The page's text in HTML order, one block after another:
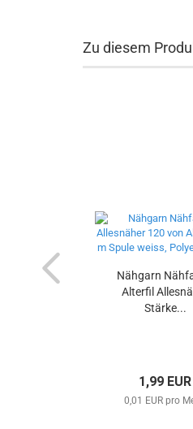
Zu diesem
Nähgarn
Alterfil
Stärke...
1,99 EUR
0,01 EUR pro